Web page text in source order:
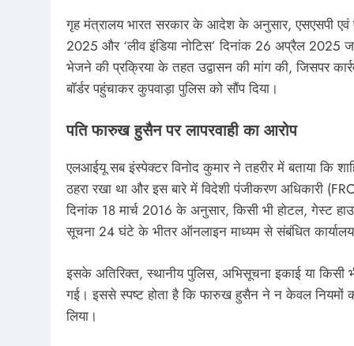
गृह मंत्रालय भारत सरकार के आदेश के अनुसार, एसएसपी एवं
2025 और ‘लीव इंडिया नोटिस’ दिनांक 26 अप्रैल 2025
भेजने की प्रक्रिया के तहत उद्वासन की मांग की, जिसपर
बॉर्डर पहुंचाकर कुपवाड़ा पुलिस को सौंप दिया।
पति फारुख हुसैन पर लापरवाही का आरोप
एलआईयू सब इंस्पेक्टर विनोद कुमार ने तहरीर में बताया कि
ठहरा रखा था और इस बारे में विदेशी पंजीकरण अधिकारी
दिनांक 18 मार्च 2016 के अनुसार, किसी भी होटल, गेस्ट
सूचना 24 घंटे के भीतर ऑनलाइन माध्यम से संबंधित कार्यालय
इसके अतिरिक्त, स्थानीय पुलिस, अभिसूचना इकाई या किसी
गई। इससे स्पष्ट होता है कि फारुख हुसैन ने न केवल नियमों
लिया।